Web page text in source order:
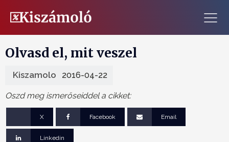
Olvasd el, mit veszel
Kiszamolo 2016-04-22
Oszd meg ismerőseiddel a cikket:
X Facebook Email
Linkedin